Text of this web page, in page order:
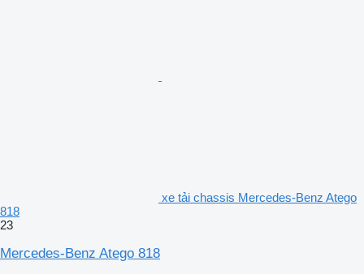
xe tải chassis Mercedes-Benz Atego
818
23
Mercedes-Benz Atego 818